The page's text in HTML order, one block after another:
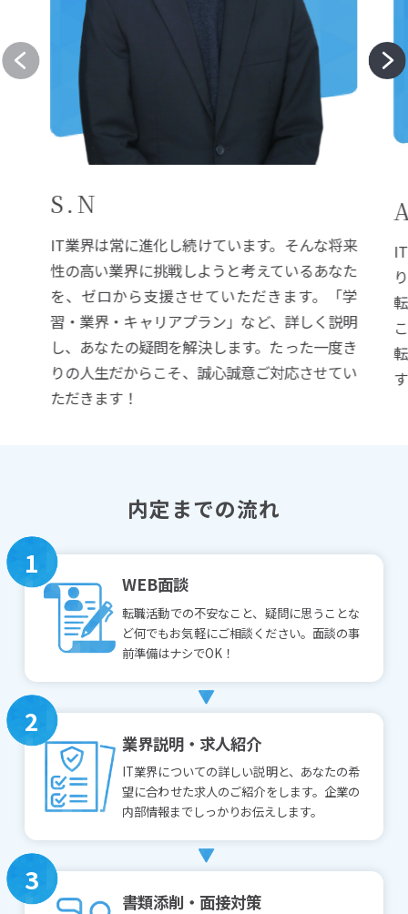
S.N
IT業界は常に進化し続けています。そんな将来
性の高い業界に挑戦しようと考えているあなた
を、ゼロから支援させていただきます。「学
習・業界・キャリアプラン」など、詳しく説明
し、あなたの疑問を解決します。たった一度き
りの人生だからこそ、誠心誠意ご対応させてい
ただきます！
内定までの流れ
1
WEB面談
転職活動での不安なこと、疑問に思うことな
ど何でもお気軽にご相談ください。面談の事
前準備はナシでOK！
2
業界説明・求人紹介
IT業界についての詳しい説明と、あなたの希
望に合わせた求人のご紹介をします。企業の
内部情報までしっかりお伝えします。
3
書類添削・面接対策